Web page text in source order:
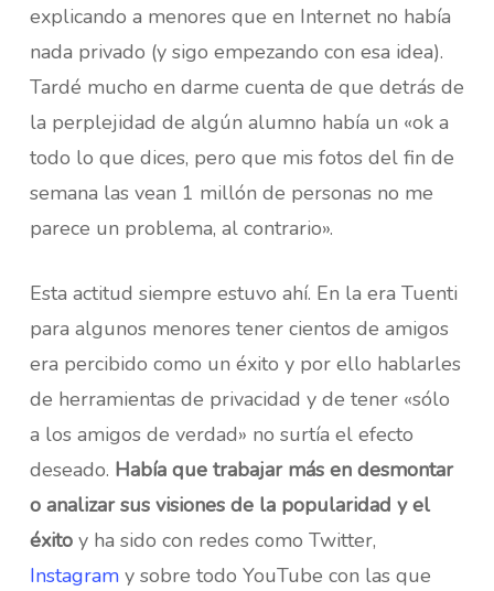
explicando a menores que en Internet no había
nada privado (y sigo empezando con esa idea).
Tardé mucho en darme cuenta de que detrás de
la perplejidad de algún alumno había un «ok a
todo lo que dices, pero que mis fotos del fin de
semana las vean 1 millón de personas no me
parece un problema, al contrario».
Esta actitud siempre estuvo ahí. En la era Tuenti
para algunos menores tener cientos de amigos
era percibido como un éxito y por ello hablarles
de herramientas de privacidad y de tener «sólo
a los amigos de verdad» no surtía el efecto
deseado. Había que trabajar más en desmontar
o analizar sus visiones de la popularidad y el
éxitoy ha sido con redes como Twitter,
Instagramy sobre todo YouTube con las que